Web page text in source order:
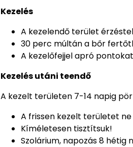
Kezelés
A kezelendő terület
30 perc múltán a bőr
A kezelőfejjel apró
Kezelés utáni teendő
A kezelt területen 7-14 napig
A frissen kezelt területet
Kíméletesen tisztítsuk!
Szolárium, napozás 8